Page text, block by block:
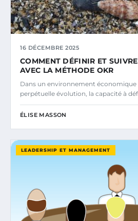
16 DÉCEMBRE 2025
COMMENT DÉFINIR ET
AVEC LA MÉTHODE OKR
Dans un environnement
perpétuelle évolution, la capacité à
ÉLISE MASSON
LEADERSHIP ET MANAGEMENT